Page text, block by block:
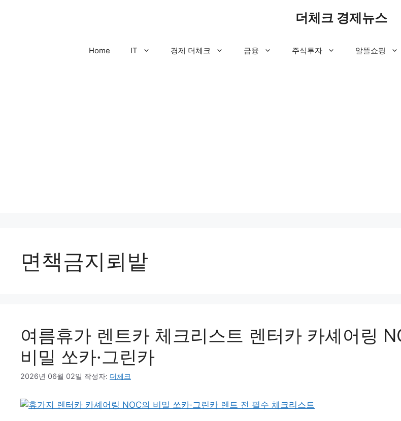
더체크 경제뉴스
Home IT 경제 더체크 금융 주식투자 알뜰쇼핑
면책금지뢰밭
여름휴가 렌트카 체크리스트 렌터카 카셰어링
비밀 쏘카·그린카
2026년 06월 02일 작성자: 더체크